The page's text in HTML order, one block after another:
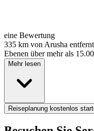
eine Bewertung
335 km von Arusha
Ebenen über mehr als
Mehr lesen
Reiseplanung kostenlos